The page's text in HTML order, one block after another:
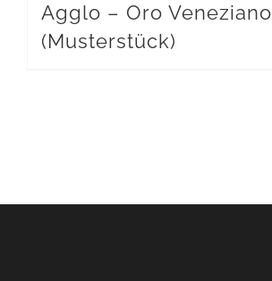
Agglo – Oro Veneziano
(Musterstück)